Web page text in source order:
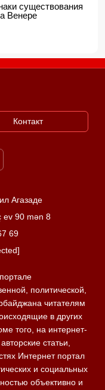
существования
Венере
Контакт
Агазаде
ev 90 mən 8
69
политической,
читателям
в других
того, на интернет-
статьи,
Интернет портал
и социальных
объективно и